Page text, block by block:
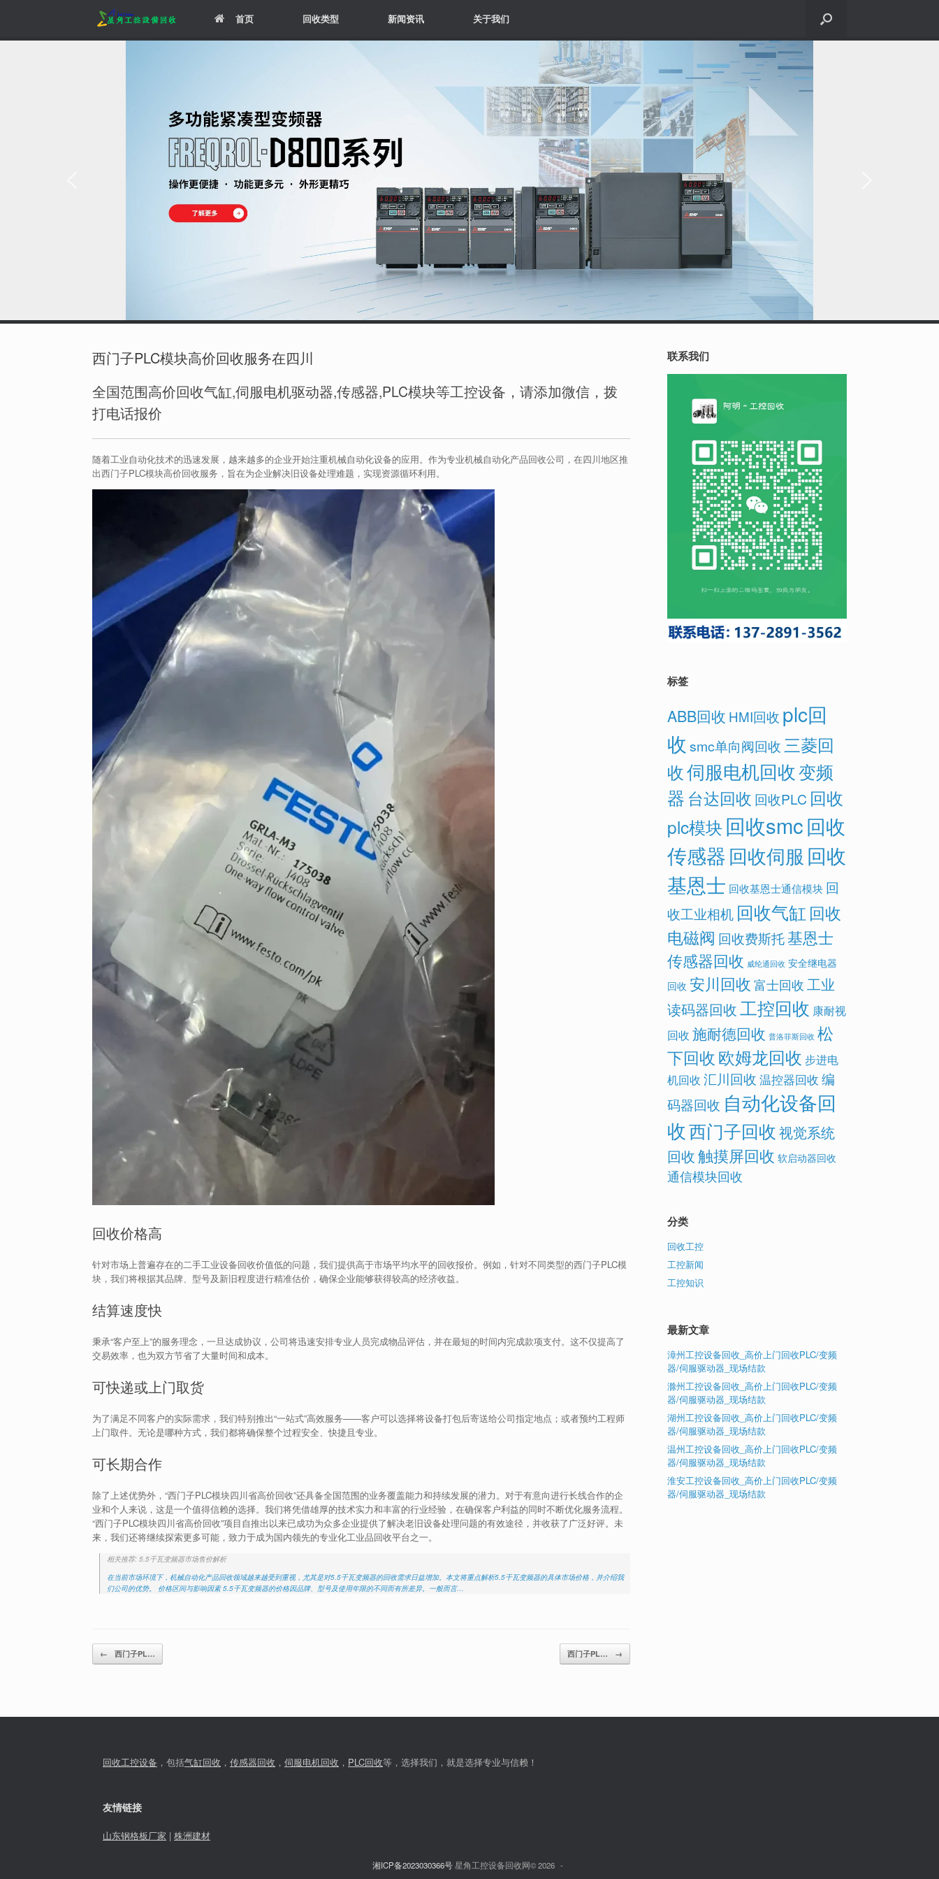
首页 回收类型 新闻资讯 关于我们
西门子PLC模块高价回收服务在四川
全国范围高价回收气缸,伺服电机驱动器,传感器,PLC模块等工控设备，请添加微信，拨
打电话报价
随着工业自动化技术的迅速发展，越来越多的企业开始注重机械自动化设备的应用。作为专业机械自动化产品回收公司，在四川地区推
出西门子PLC模块高价回收服务，旨在为企业解决旧设备处理难题，实现资源循环利用。
回收价格高
针对市场上普遍存在的二手工业设备回收价值低的问题，我们提供高于市场平均水平的回收报价。例如，针对不同类型的西门子PLC模
块，我们将根据其品牌、型号及新旧程度进行精准估价，确保企业能够获得较高的经济收益。
结算速度快
秉承“客户至上”的服务理念，一旦达成协议，公司将迅速安排专业人员完成物品评估，并在最短的时间内完成款项支付。这不仅提高了
交易效率，也为双方节省了大量时间和成本。
可快递或上门取货
为了满足不同客户的实际需求，我们特别推出“一站式”高效服务——客户可以选择将设备打包后寄送给公司指定地点；或者预约工程师
上门取件。无论是哪种方式，我们都将确保整个过程安全、快捷且专业。
可长期合作
除了上述优势外，“西门子PLC模块四川省高价回收”还具备全国范围的业务覆盖能力和持续发展的潜力。对于有意向进行长线合作的企
业和个人来说，这是一个值得信赖的选择。我们将凭借雄厚的技术实力和丰富的行业经验，在确保客户利益的同时不断优化服务流程。
“西门子PLC模块四川省高价回收”项目自推出以来已成功为众多企业提供了解决老旧设备处理问题的有效途径，并收获了广泛好评。未
来，我们还将继续探索更多可能，致力于成为国内领先的专业化工业品回收平台之一。
相关推荐: 5.5千瓦变频器市场售价解析
在当前市场环境下，机械自动化产品回收领域越来越受到重视，尤其是对5.5千瓦变频器的回收需求日益增加。本文将重点解析5.5千瓦变频器的具体市场价格，并介绍我
们公司的优势。 价格区间与影响因素 5.5千瓦变频器的价格因品牌、型号及使用年限的不同而有所差异。一般而言…
Post navigation
← 西门子PL… 西门子PL… →
联系我们
标签
ABB回收 HMI回收 plc回
收 smc单向阀回收三菱回
收伺服电机回收变频
器 台达回收 回收PLC 回收
plc模块 回收smc回收
传感器回收伺服 回收
基恩士 回收基恩士通信模块 回
收工业相机 回收气缸 回收
电磁阀 回收费斯托基恩士
传感器回收 威纶通回收 安全继电器
回收 安川回收 富士回收 工业
读码器回收工控回收 康耐视
回收 施耐德回收 普洛菲斯回收 松
下回收欧姆龙回收 步进电
机回收 汇川回收 温控器回收 编
码器回收 自动化设备回
收西门子回收视觉系统
回收触摸屏回收 软启动器回收
通信模块回收
分类
回收工控
工控新闻
工控知识
最新文章
漳州工控设备回收_高价上门回收PLC/变频
器/伺服驱动器_现场结款
滁州工控设备回收_高价上门回收PLC/变频
器/伺服驱动器_现场结款
湖州工控设备回收_高价上门回收PLC/变频
器/伺服驱动器_现场结款
温州工控设备回收_高价上门回收PLC/变频
器/伺服驱动器_现场结款
淮安工控设备回收_高价上门回收PLC/变频
器/伺服驱动器_现场结款
回收工控设备 ，包括气缸回收 ， 传感器回收 ， 伺服电机回收 ， PLC回收等，选择我们，就是选择专业与信赖！
友情链接
山东钢格板厂家 | 株洲建材
湘ICP备2023030366号星角工控设备回收网© 2026